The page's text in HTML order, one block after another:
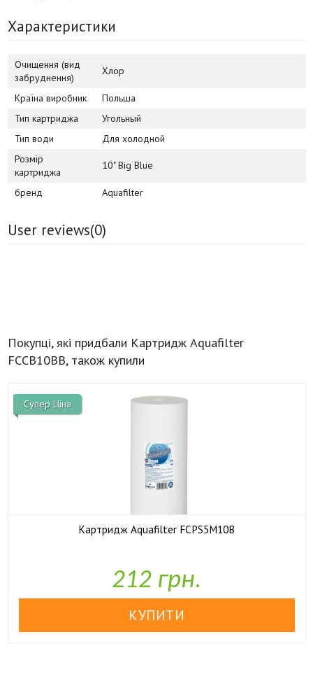
Характеристики
Очищення (вид
забруднення)
Хлор
Країна виробник
Польша
Тип картриджа
Угольный
Тип води
Для холодной
Розмір
картриджа
10" Big Blue
бренд Aquafilter
User reviews(0)
Покупці, які придбали Картридж Aquafilter
FCCB10BB, також купили
Супер Ціна
Картридж Aquafilter FCPS5M10B
212 грн.